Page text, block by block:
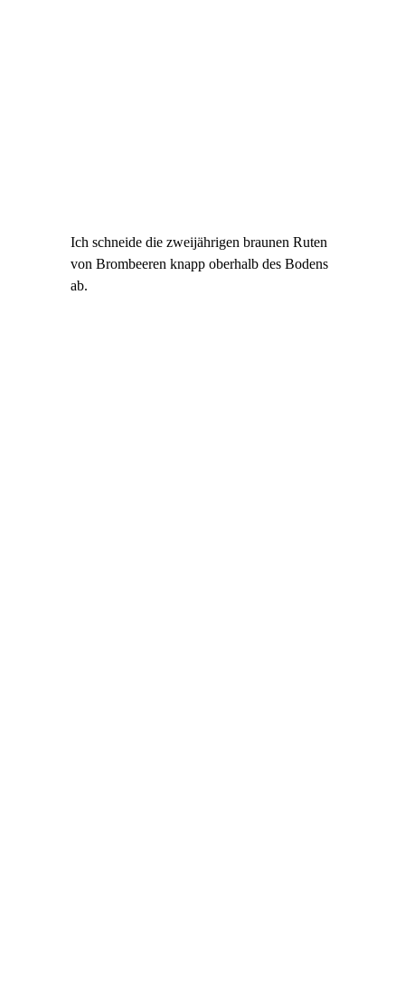
Ich schneide die zweijährigen braunen Ruten
von Brombeeren knapp oberhalb des Bodens
ab.